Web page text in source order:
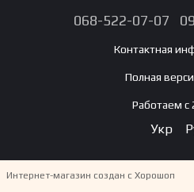
068-522-07-07
Контактная
Полная
Работаем с
Укр
Интернет-магазин создан с Хорошоп